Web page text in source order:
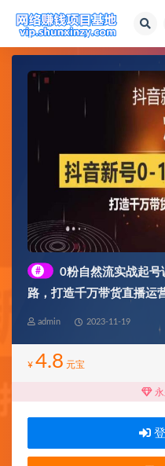
#
0粉自然流实战起号
路，打造千万带货直播运
admin 2023-11-19
¥ 4.8 元宝
永